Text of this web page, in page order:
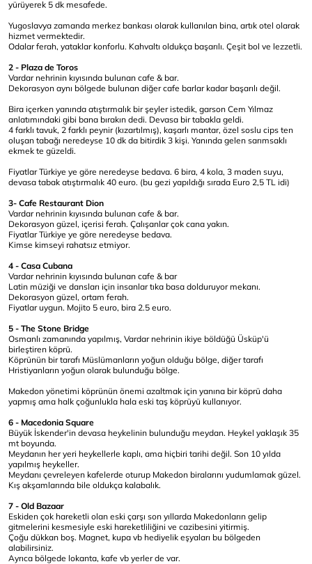
yürüyerek 5 dk mesafede.
Yugoslavya zamanda merkez bankası olarak kullanılan bina, artık otel olarak
hizmet vermektedir.
Odalar ferah, yataklar konforlu. Kahvaltı oldukça başarılı. Çeşit bol ve lezzetli.
2 - Plaza de Toros
Vardar nehrinin kıyısında bulunan cafe & bar.
Dekorasyon aynı bölgede bulunan diğer cafe barlar kadar başarılı değil.
Bira içerken yanında atıştırmalık bir şeyler istedik, garson Cem Yılmaz
anlatımındaki gibi bana bırakın dedi. Devasa bir tabakla geldi.
4 farklı tavuk, 2 farklı peynir (kızartılmış), kaşarlı mantar, özel soslu cips ten
oluşan tabağı neredeyse 10 dk da bitirdik 3 kişi. Yanında gelen sarımsaklı
ekmek te güzeldi.
Fiyatlar Türkiye ye göre neredeyse bedava. 6 bira, 4 kola, 3 maden suyu,
devasa tabak atıştırmalık 40 euro. (bu gezi yapıldığı sırada Euro 2,5 TL idi)
3- Cafe Restaurant Dion
Vardar nehrinin kıyısında bulunan cafe & bar.
Dekorasyon güzel, içerisi ferah. Çalışanlar çok cana yakın.
Fiyatlar Türkiye ye göre neredeyse bedava.
Kimse kimseyi rahatsız etmiyor.
4 - Casa Cubana
Vardar nehrinin kıyısında bulunan cafe & bar
Latin müziği ve dansları için insanlar tıka basa dolduruyor mekanı.
Dekorasyon güzel, ortam ferah.
Fiyatlar uygun. Mojito 5 euro, bira 2.5 euro.
5 - The Stone Bridge
Osmanlı zamanında yapılmış, Vardar nehrinin ikiye böldüğü Üsküp'ü
birleştiren köprü.
Köprünün bir tarafı Müslümanların yoğun olduğu bölge, diğer tarafı
Hristiyanların yoğun olarak bulunduğu bölge.
Makedon yönetimi köprünün önemi azaltmak için yanına bir köprü daha
yapmış ama halk çoğunlukla hala eski taş köprüyü kullanıyor.
6 - Macedonia Square
Büyük İskender'in devasa heykelinin bulunduğu meydan. Heykel yaklaşık 35
mt boyunda.
Meydanın her yeri heykellerle kaplı, ama hiçbiri tarihi değil. Son 10 yılda
yapılmış heykeller.
Meydanı çevreleyen kafelerde oturup Makedon biralarını yudumlamak güzel.
Kış akşamlarında bile oldukça kalabalık.
7 - Old Bazaar
Eskiden çok hareketli olan eski çarşı son yıllarda Makedonların gelip
gitmelerini kesmesiyle eski hareketliliğini ve cazibesini yitirmiş.
Çoğu dükkan boş. Magnet, kupa vb hediyelik eşyaları bu bölgeden
alabilirsiniz.
Ayrıca bölgede lokanta, kafe vb yerler de var.